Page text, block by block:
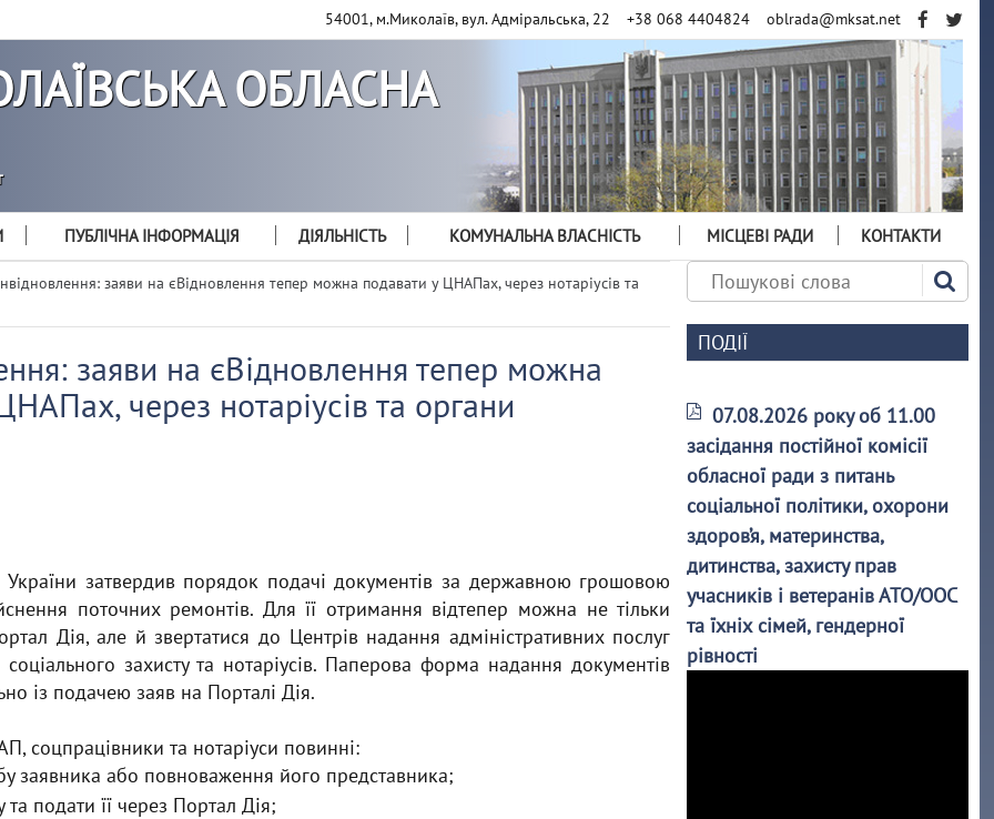
54001, м.Миколаїв, вул. Адміральська, 22 +38 068 4404824 oblrada@mksat.net
ОБЛАСНА
ПУБЛІЧНА ІНФОРМАЦІЯ ДІЯЛЬНІСТЬ КОМУНАЛЬНА ВЛАСНІСТЬ МІСЦЕВІ РАДИ КОНТАКТИ
заяви на єВідновлення тепер можна подавати у ЦНАПах, через нотаріусів та
заяви на єВідновлення тепер можна
через нотаріусів та органи
України затвердив порядок подачі документів за державною грошовою
поточних ремонтів. Для її отримання відтепер можна не тільки
Дія, але й звертатися до Центрів надання адміністративних послуг
захисту та нотаріусів. Паперова форма надання документів
із подачею заяв на Порталі Дія.
соцпрацівники та нотаріуси повинні:
заявника або повноваження його представника;
подати її через Портал Дія;
ПОДІЇ
07.08.2026 року об 11.00
засідання постійної комісії
обласної ради з питань
соціальної політики, охорони
здоров’я, материнства,
дитинства, захисту прав
учасників і ветеранів АТО/ООС
та їхніх сімей, гендерної
рівності